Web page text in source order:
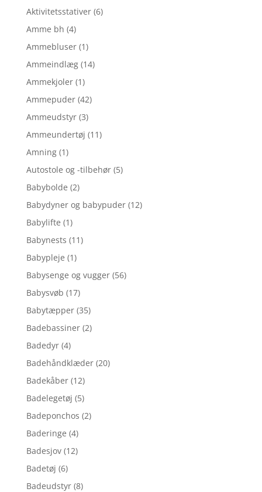
Aktivitetsstativer (6)
Amme bh (4)
Ammebluser (1)
Ammeindlæg (14)
Ammekjoler (1)
Ammepuder (42)
Ammeudstyr (3)
Ammeundertøj (11)
Amning (1)
Autostole og -tilbehør (5)
Babybolde (2)
Babydyner og babypuder (12)
Babylifte (1)
Babynests (11)
Babypleje (1)
Babysenge og vugger (56)
Babysvøb (17)
Babytæpper (35)
Badebassiner (2)
Badedyr (4)
Badehåndklæder (20)
Badekåber (12)
Badelegetøj (5)
Badeponchos (2)
Baderinge (4)
Badesjov (12)
Badetøj (6)
Badeudstyr (8)